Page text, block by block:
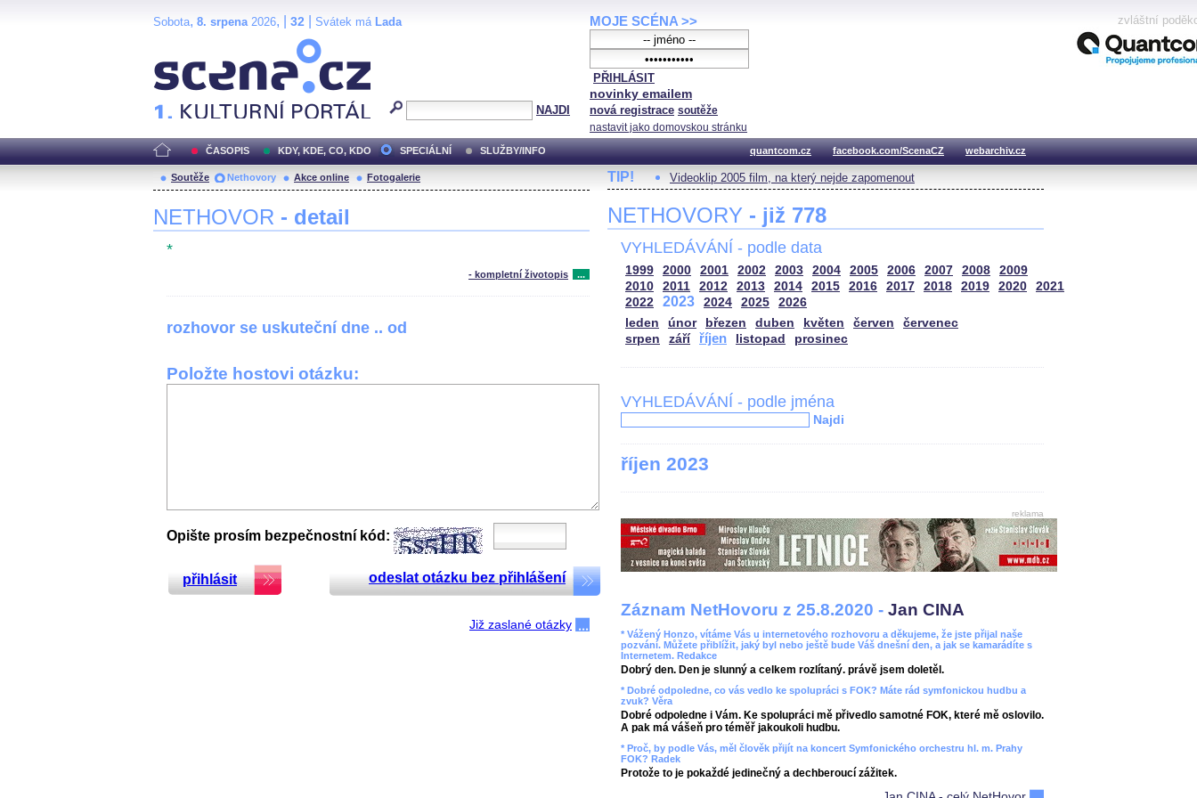
Sobota, 8. srpena2026, | 32 Svátek má Lada
NAJDI
MOJE SCÉNA >>
PŘIHLÁSIT
novinky emailem
nová registrace soutěže
nastavit jako domovskou stránku
zvláštní
ČASOPIS KDY, KDE, CO, KDO SPECIÁLNÍ SLUŽBY/INFO quantcom.cz facebook.com/ScenaCZ webarchiv.cz
Soutěže Nethovory Akce online Fotogalerie
NETHOVOR - detail
*
- kompletní životopis ...
rozhovor se uskuteční dne .. od
Položte hostovi otázku:
Opište prosím bezpečnostní kód:
přihlásit odeslat otázku bez přihlášení
Již zaslané otázky
TIP! Videoklip 2005 film, na který nejde zapomenout
NETHOVORY - již 778
VYHLEDÁVÁNÍ - podle data
1999 2000 2001 2002 2003 2004 2005 2006 2007 2008
2009
2010
2011 2012 2013 2014 2015 2016 2017 2018 2019 2020
2021
2022
2023 2024 2025
2026
leden
únor březen duben květen červen
červenec
srpen
září říjen listopad prosinec
VYHLEDÁVÁNÍ - podle jména
Najdi
říjen 2023
reklama
Záznam NetHovoru z 25.8.2020 - Jan CINA
* Vážený Honzo, vítáme Vás u internetového rozhovoru a děkujeme, že jste přijal naše
pozvání. Můžete přiblížit, jaký byl nebo ještě bude Váš dnešní den, a jak se kamarádíte s
Internetem. Redakce
Dobrý den. Den je slunný a celkem rozlítaný. právě jsem doletěl.
* Dobré odpoledne, co vás vedlo ke spolupráci s FOK? Máte rád symfonickou hudbu a
zvuk? Věra
Dobré odpoledne i Vám. Ke spolupráci mě přivedlo samotné FOK, které mě oslovilo.
A pak má vášeň pro téměř jakoukoli hudbu.
* Proč, by podle Vás, měl člověk přijít na koncert Symfonického orchestru hl. m. Prahy
FOK? Radek
Protože to je pokaždé jedinečný a dechberoucí zážitek.